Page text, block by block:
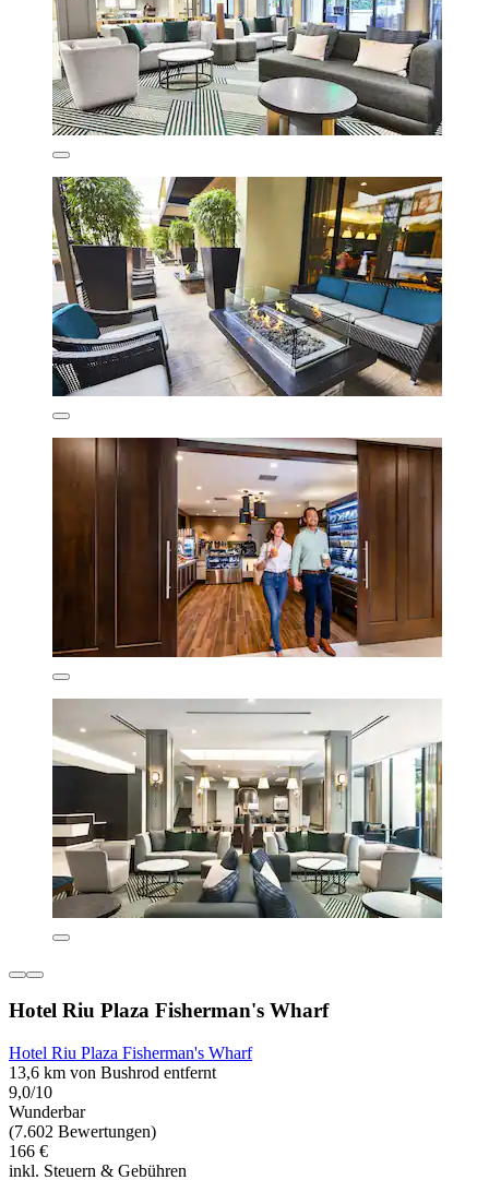
Hotel Riu Plaza Fisherman's Wharf
Hotel Riu Plaza Fisherman's Wharf
13,6 km von Bushrod entfernt
9,0/10
Wunderbar
(7.602 Bewertungen)
166 €
inkl. Steuern & Gebühren